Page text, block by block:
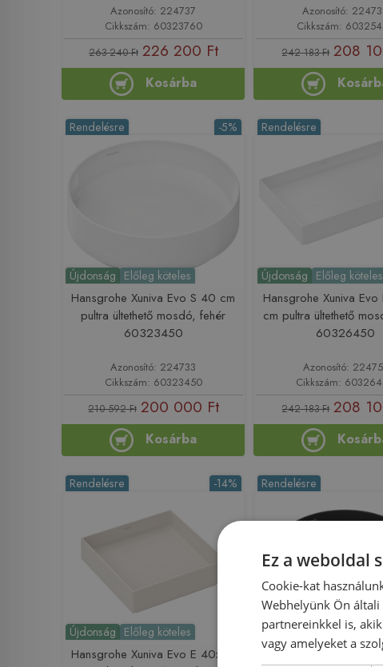
Azonosító: 224737
Cikkszám: 60323760
263 240 Ft 226 200 Ft
Kosárba
Azonosító:
Cikkszám:
242 183 Ft 208
Újdonság Előleg köteles
-5%
Rendelésre
Hansgrohe Xuniva Evo S 40 cm
pultra ültethető mosdó, fehér
60323450
Azonosító: 224733
Cikkszám: 60323450
210 592 Ft 200 000 Ft
Kosárba
Újdonság Előleg köteles
Rendelésre
Hansgrohe Xuniva
cm pultra ültethető
60326450
Azonosító:
Cikkszám:
242 183 Ft 208
Újdonság Előleg köteles
-14%
Rendelésre
Hansgrohe Xuniva Evo E 40x40
Újdonság Előleg köteles
Rendelésre
Hansgrohe Xuniva Evo
Ez a weboldal
Cookie-kat
Webhelyünk Ön
partnereinkkel is,
vagy amelyeket a